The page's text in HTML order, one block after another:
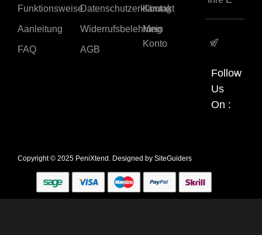
Funktionsweise
Aanleitung
FAQ
Datenschutzerklärung
Widerrufsbelehrung
AGB
Kontakt
Mein
Konto
Follow
Us
On :
Copyright © 2025 PeniXtend. Designed by SiteGuiders